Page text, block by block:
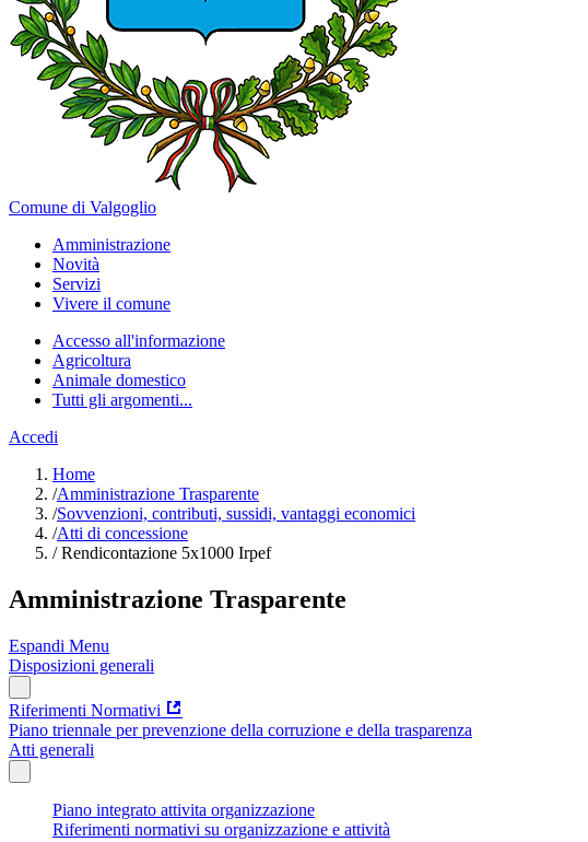
Comune di Valgoglio
Amministrazione
Novità
Servizi
Vivere il comune
Accesso all'informazione
Agricoltura
Animale domestico
Tutti gli argomenti...
Accedi
Home
/Amministrazione Trasparente
/Sovvenzioni, contributi, sussidi, vantaggi economici
/Atti di concessione
/Rendicontazione 5x1000 Irpef
Amministrazione Trasparente
Espandi Menu
Disposizioni generali
Riferimenti Normativi
Piano triennale per prevenzione della corruzione e della trasparenza
Atti generali
Piano integrato attivita organizzazione
Riferimenti normativi su organizzazione e attività